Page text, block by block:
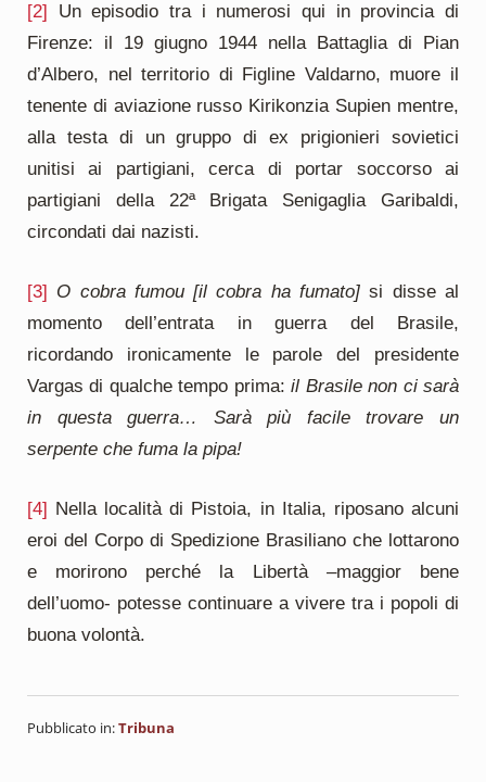
[2]
Un episodio tra i numerosi qui in provincia di
Firenze: il 19 giugno 1944 nella Battaglia di Pian
d’Albero, nel territorio di Figline Valdarno, muore il
tenente di aviazione russo Kirikonzia Supien mentre,
alla testa di un gruppo di ex prigionieri sovietici
unitisi ai partigiani, cerca di portar soccorso ai
partigiani della 22ª Brigata Senigaglia Garibaldi,
circondati dai nazisti.
[3] O cobra fumou [il cobra ha fumato] si disse al
momento dell’entrata in guerra del Brasile,
ricordando ironicamente le parole del presidente
Vargas di qualche tempo prima:il Brasile non ci sarà
in questa guerra… Sarà più facile trovare un
serpente che fuma la pipa!
[4] Nella località di Pistoia, in Italia, riposano alcuni
eroi del Corpo di Spedizione Brasiliano che lottarono
e morirono perché la Libertà –maggior bene
dell’uomo- potesse continuare a vivere tra i popoli di
buona volontà.
Pubblicato in:Tribuna